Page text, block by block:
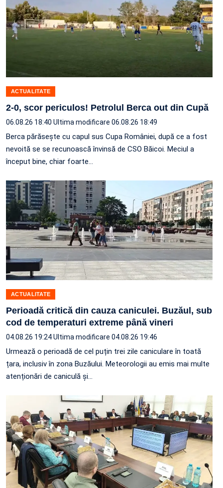
ACTUALITATE
2-0, scor periculos! Petrolul Berca out din Cupă
06.08.26 18:40 Ultima modificare 06.08.26 18:49
Berca părăsește cu capul sus Cupa României, după ce a fost
nevoită se se recunoască învinsă de CSO Băicoi. Meciul a
început bine, chiar foarte…
ACTUALITATE
Perioadă critică din cauza caniculei. Buzăul, sub
cod de temperaturi extreme până vineri
04.08.26 19:24Ultima modificare 04.08.26 19:46
Urmează o perioadă de cel puțin trei zile caniculare în toată
țara, inclusiv în zona Buzăului. Meteorologii au emis mai multe
atenționări de caniculă și…